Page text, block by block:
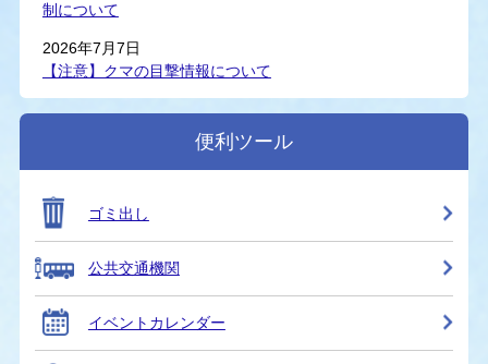
制について
2026年7月7日
【注意】クマの目撃情報について
便利ツール
ゴミ出し
公共交通機関
イベントカレンダー